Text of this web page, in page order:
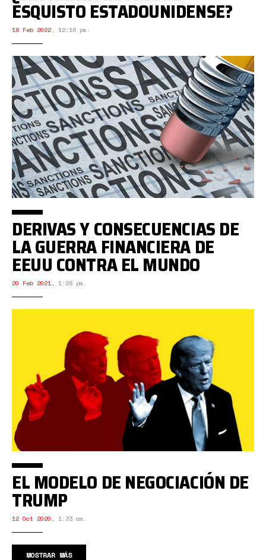
ESQUISTO ESTADOUNIDENSE?
18 Feb 2022, 12:16 pm.
DERIVAS Y CONSECUENCIAS DE
LA GUERRA FINANCIERA DE
EEUU CONTRA EL MUNDO
20 Feb 2021, 1:28 pm.
EL MODELO DE NEGOCIACIÓN DE
TRUMP
12 Oct 2020 , 1:33 am.
MOSTRAR MÁS